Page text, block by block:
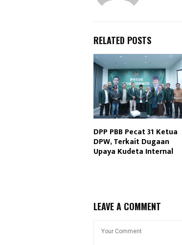
RELATED POSTS
DPP PBB Pecat 31 Ketua
DPW, Terkait Dugaan
Upaya Kudeta Internal
LEAVE A COMMENT